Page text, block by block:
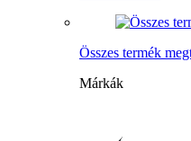
Összes termék
Márkák